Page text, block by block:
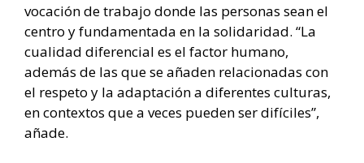
vocación de trabajo donde las personas sean el
centro y fundamentada en la solidaridad. “La
cualidad diferencial es el factor humano,
además de las que se añaden relacionadas con
el respeto y la adaptación a diferentes culturas,
en contextos que a veces pueden ser difíciles”,
añade.